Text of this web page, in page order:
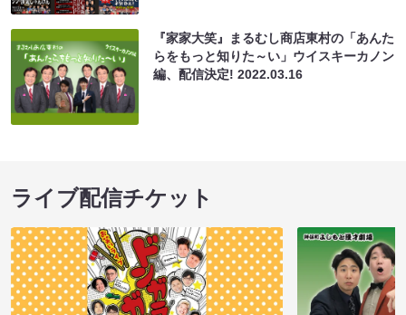
『家家大笑』まるむし商店東村の「あんた
らをもっと知りた～い」ウイスキーカノン
編、配信決定!2022.03.16
ライブ配信チケット